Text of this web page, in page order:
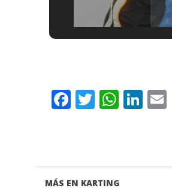
Facebook
Twitter
MÁS EN KARTING